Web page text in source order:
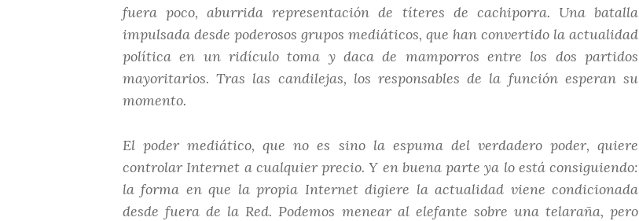
fuera poco, aburrida representación de títeres de cachiporra. Una batalla
impulsada desde poderosos grupos mediáticos, que han convertido la actualidad
política en un ridículo toma y daca de mamporros entre los dos partidos
mayoritarios. Tras las candilejas, los responsables de la función esperan su
momento.
El poder mediático, que no es sino la espuma del verdadero poder, quiere
controlar Internet a cualquier precio. Y en buena parte ya lo está consiguiendo:
la forma en que la propia Internet digiere la actualidad viene condicionada
desde fuera de la Red. Podemos menear al elefante sobre una telaraña, pero